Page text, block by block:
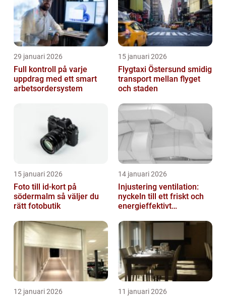
29 januari 2026
Full kontroll på varje
uppdrag med ett smart
arbetsordersystem
15 januari 2026
Flygtaxi Östersund smidig
transport mellan flyget
och staden
15 januari 2026
Foto till id-kort på
södermalm så väljer du
rätt fotobutik
14 januari 2026
Injustering ventilation:
nyckeln till ett friskt och
energieffektivt
12 januari 2026 11 januari 2026